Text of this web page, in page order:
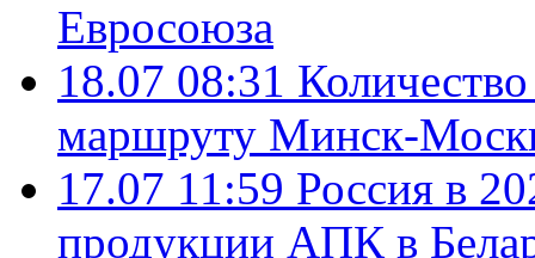
Евросоюза
18.07 08:31
маршруту Минск-
17.07 11:59 Россия в
продукции АПК в